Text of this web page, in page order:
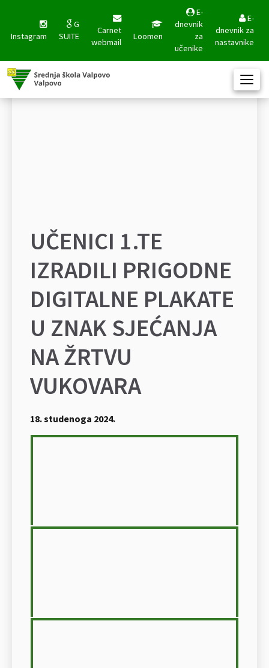
Instagram
G
SUITE
Carnet
webmail
Loomen
E-
dnevnik
za
učenike
E-
dnevnik za
nastavnike
UČENICI 1.TE
IZRADILI PRIGODNE
DIGITALNE PLAKATE
U ZNAK SJEĆANJA
NA ŽRTVU
VUKOVARA
18. studenoga 2024.